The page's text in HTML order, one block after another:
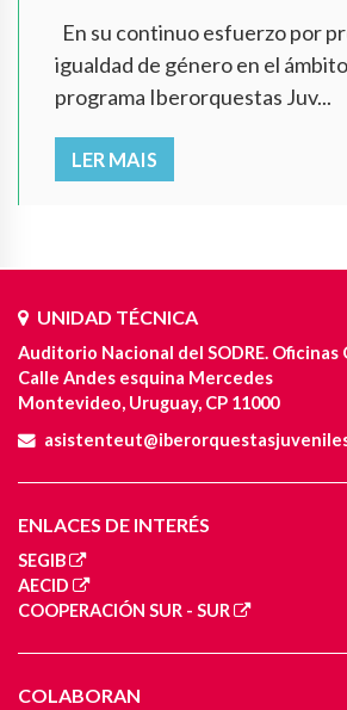
En su continuo esfuerzo por
igualdad de género en el
programa Iberorquestas Juv...
LER MAIS
UNIDAD TÉCNICA
Auditorio Nacional del SODRE. Oficinas
Calle Andes esquina Mercedes
Montevideo, Uruguay, CP 11000
ENLACES DE INTERÉS
SEGIB
AECID
COOPERACIÓN SUR - SUR
COLABORAN